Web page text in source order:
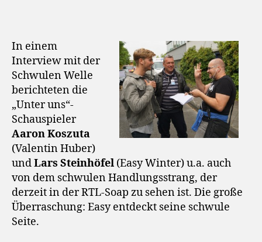
In einem
Interview mit der
Schwulen Welle
berichteten die
„Unter uns“-
Schauspieler
Aaron Koszuta
(Valentin Huber)
undLars Steinhöfel (Easy Winter) u.a. auch
von dem schwulen Handlungsstrang, der
derzeit in der RTL-Soap zu sehen ist. Die große
Überraschung: Easy entdeckt seine schwule
Seite.